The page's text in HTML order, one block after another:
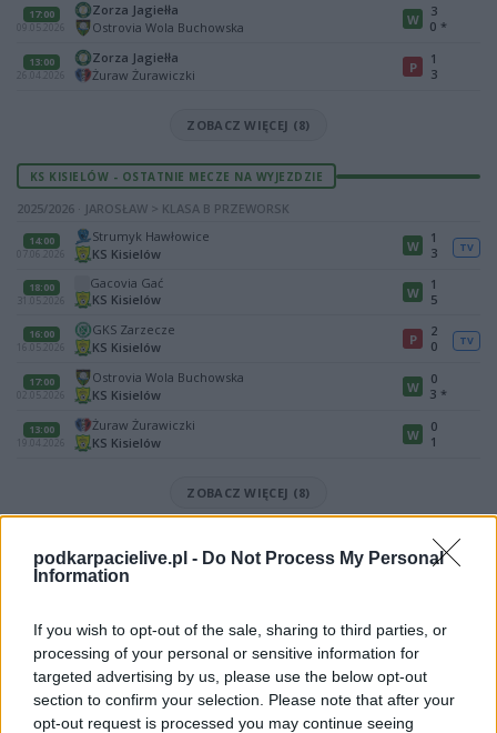
podkarpacielive.pl - Do Not Process My Personal
Information
If you wish to opt-out of the sale, sharing to third parties, or
processing of your personal or sensitive information for
targeted advertising by us, please use the below opt-out
section to confirm your selection. Please note that after your
opt-out request is processed you may continue seeing
17:00
09.05.2026
Zorza Jagiełła
Ostrovia Wola Buchowska
W
3
0 *
13:00
26.04.2026
Zorza Jagiełła
Żuraw Żurawiczki
P
1
3
ZOBACZ WIĘCEJ (8)
KS KISIELÓW - OSTATNIE MECZE NA WYJEZDZIE
2025/2026 · JAROSŁAW > KLASA B PRZEWORSK
14:00
07.06.2026
Strumyk Hawłowice
KS Kisielów
W
1
3
TV
18:00
31.05.2026
Gacovia Gać
KS Kisielów
W
1
5
16:00
16.05.2026
GKS Zarzecze
KS Kisielów
P
2
0
TV
17:00
02.05.2026
Ostrovia Wola Buchowska
KS Kisielów
W
0
3 *
13:00
19.04.2026
Żuraw Żurawiczki
KS Kisielów
W
0
1
ZOBACZ WIĘCEJ (8)
Mecz Zorza Jagiełła - KS Kisielów (Jarosław > Klasa B Przeworsk)
Spotkanie pomiędzyZorza Jagiełła i KS Kisielów rozegrane zostanie w
ramach Jarosław > Klasa B Przeworsk (15. kolejki - Jarosław > Klasa B
Na stroniePodkarpacieLive.pl znajdzieszwynik meczu, strzelców
bramek, kartki, składy, statystyki i informacje o przebiegu
spotkania. To kompletne źródło danych dla kibiców i pasjonatów
lokalnej piłki nożnej. Jeżeli aktualnie nie widzisz tutaj danych z pewnością
pracujemy nad tym żeby je uzupełnić.